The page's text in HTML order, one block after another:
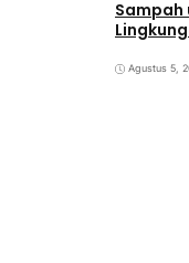
Sampah
Agustus 5,